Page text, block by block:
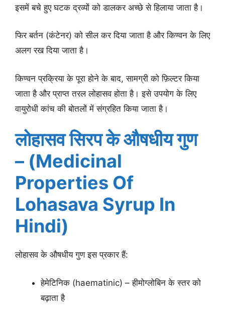
इसमें बचे हुए घटक द्रव्यों को डालकर अच्छे से हिलाया जाता है।
फिर बर्तन (कंटेनर) को सील कर दिया जाता है और किण्वन के लिए
अलग रख दिया जाता है।
किण्वन प्रक्रिया के पूरा होने के बाद, सामग्री को फ़िल्टर किया
जाता है और प्राप्त तरल लोहासव होता है। इसे उपयोग के लिए
वायुरोधी कांच की बोतलों में संग्रहित किया जाता है।
लोहासव सिरप के औषधीय गुण
– (Medicinal
Properties Of
Lohasava Syrup In
Hindi)
लोहासव के औषधीय गुण इस प्रकार हैं:
हेमेटिनिक (haematinic) – हीमोग्लोबिन के स्तर को
बढ़ाता है